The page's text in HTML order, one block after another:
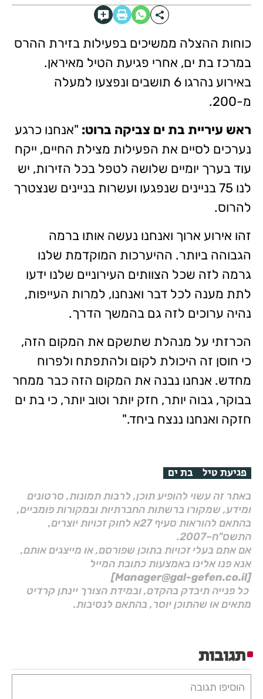
כוחות ההצלה ממשיכים בפעילות בזירת ההרס
במרכז בת ים, אחרי פגיעת הטיל מאיראן.
באירוע נהרגו 6 תושבים ונפצעו למעלה
מ-200.
ראש עיריית בת ים צביקה ברוט: "אנחנו כרגע
נערכים לסיים את הפעילות מצילת החיים, ייקח
עוד בערך יומיים שלושה לטפל בכל הזירות, יש
לנו 75 בניינים שנפגעו ועשרות בניינים שנצטרך
להרוס.
זהו אירוע ארוך ואנחנו נעשה אותו ברמה
הגבוהה ביותר. ההיערכות המוקדמת שלנו
גרמה לזה שכל הצוותים העירוניים שלנו ידעו
לתת מענה לכל דבר ואנחנו, למרות העייפות,
נהיה ערוכים לזה גם בהמשך הדרך.
הכרזתי על מנהלת שתשקם את המקום הזה,
כי חוסן זה היכולת לקום ולהתפתח ולפרוח
מחדש. אנחנו נבנה את המקום הזה כבר ממחר
בבוקר, גבוה יותר, חזק יותר וטוב יותר, כי בת ים
חזקה ואנחנו ננצח ביחד."
פגיעת טיל בת ים
באתר זה עשוי להופיע תוכן, לרבות תמונות, סרטונים
ומידע, שמקורו ברשתות החברתיות ובמקורות פומביים,
בהתאם להוראות סעיף 27א לחוק זכויות יוצרים,
התשס"ח–2007.
אם אתם בעלי זכויות בתוכן שפורסם, או מייצגים אותם,
אנא פנו אלינו באמצעות כתובת המייל
[Manager@gal-gefen.co.il]
כל פנייה תיבדק בהקדם, ובמידת הצורך יינתן קרדיט
מתאים או שהתוכן יוסר, בהתאם לנסיבות.
תגובות
הוסיפו תגובה